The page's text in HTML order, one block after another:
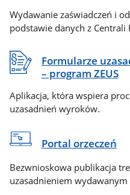
Wydawanie zaświadczeń i
podstawie danych z Centrali
Formularze
– program ZEUS
Aplikacja, która wspiera
uzasadnień wyroków.
Portal orzeczeń
Bezwnioskowa publikacja
uzasadnieniem